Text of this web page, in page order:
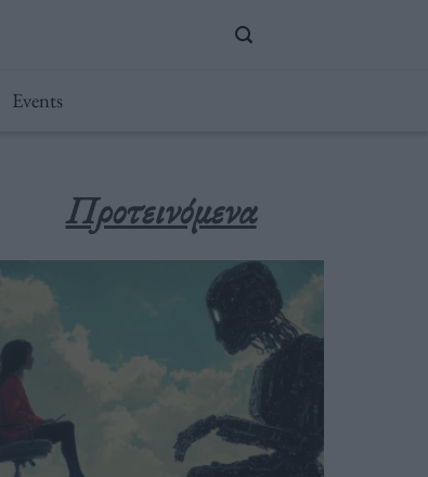
Events
Προτεινόμενα